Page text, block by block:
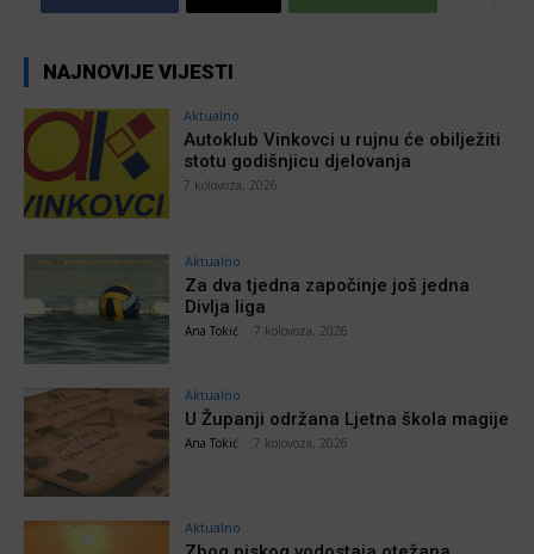
NAJNOVIJE VIJESTI
Aktualno
Autoklub Vinkovci u rujnu će obilježiti
stotu godišnjicu djelovanja
7 kolovoza, 2026
Aktualno
Za dva tjedna započinje još jedna
Divlja liga
Ana Tokić 7 kolovoza, 2026
Aktualno
U Županji održana Ljetna škola magije
Ana Tokić 7 kolovoza, 2026
Aktualno